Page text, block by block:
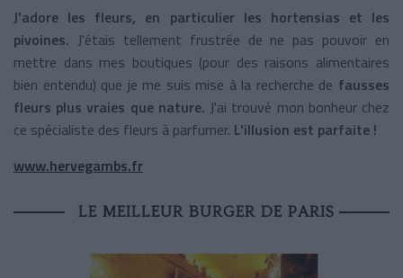
J'adore les fleurs, en particulier les hortensias et les
pivoines. J'étais tellement frustrée de ne pas pouvoir en
mettre dans mes boutiques (pour des raisons alimentaires
bien entendu) que je me suis mise à la recherche de fausses
fleurs plus vraies que nature. J'ai trouvé mon bonheur chez
ce spécialiste des fleurs à parfumer. L'illusion est parfaite !
www.hervegambs.fr
LE MEILLEUR BURGER DE PARIS